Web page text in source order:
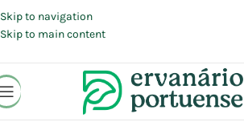
Skip to navigation
Skip to main content